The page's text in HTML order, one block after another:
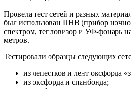
Провела тест сетей и разных
был использован ПНВ (прибор
спектром, тепловизор и УФ-фонарь
метров.
Тестировали образцы следующих
из лепестков и лент оксфорда
из оксфорда и спанбонда;